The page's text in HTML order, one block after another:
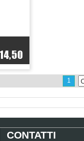
1
CONTATTI